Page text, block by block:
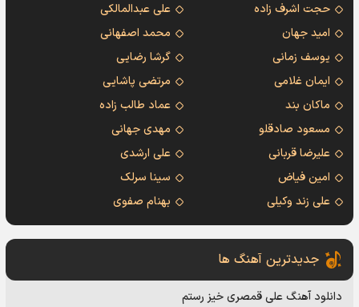
حجت اشرف زاده
علی عبدالمالکی
امید جهان
محمد اصفهانی
یوسف زمانی
گرشا رضایی
ایمان غلامی
مرتضی پاشایی
ماکان بند
عماد طالب زاده
مسعود صادقلو
مهدی جهانی
علیرضا قربانی
علی ارشدی
امین فیاض
سینا سرلک
علی زند وکیلی
بهنام صفوی
جدیدترین آهنگ ها
دانلود آهنگ علی قمصری خیز رستم